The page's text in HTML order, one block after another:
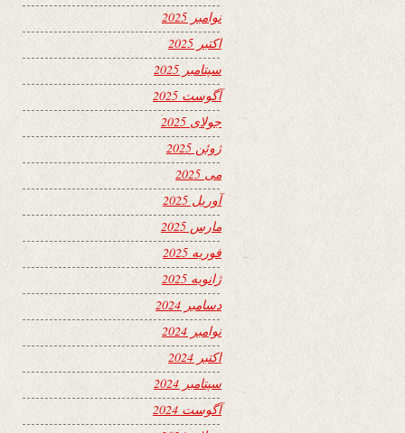
نوامبر 2025
اکتبر 2025
سپتامبر 2025
آگوست 2025
جولای 2025
ژوئن 2025
می 2025
آوریل 2025
مارس 2025
فوریه 2025
ژانویه 2025
دسامبر 2024
نوامبر 2024
اکتبر 2024
سپتامبر 2024
آگوست 2024